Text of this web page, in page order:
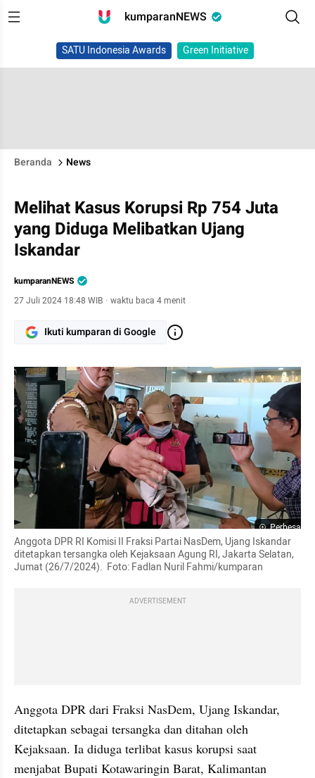
kumparanNEWS
SATU Indonesia Awards Green Initiative
Beranda News
Melihat Kasus Korupsi Rp 754 Juta
yang Diduga Melibatkan Ujang
Iskandar
kumparanNEWS
27 Juli 2024 18:48 WIB · waktu baca 4 menit
Ikuti kumparan di Google
Perbesar
Anggota DPR RI Komisi II Fraksi Partai NasDem, Ujang Iskandar
ditetapkan tersangka oleh Kejaksaan Agung RI, Jakarta Selatan,
Jumat (26/7/2024).  Foto: Fadlan Nuril Fahmi/kumparan
ADVERTISEMENT
Anggota DPR dari Fraksi NasDem, Ujang Iskandar,
ditetapkan sebagai tersangka dan ditahan oleh
Kejaksaan. Ia diduga terlibat kasus korupsi saat
menjabat Bupati Kotawaringin Barat, Kalimantan